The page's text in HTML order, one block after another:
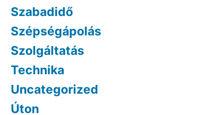
Szabadidő
Szépségápolás
Szolgáltatás
Technika
Uncategorized
Úton